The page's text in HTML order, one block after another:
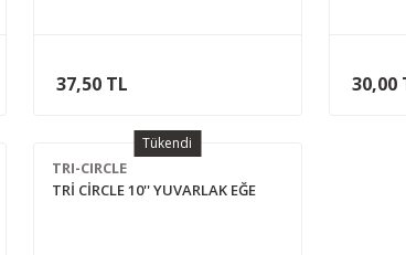
37,50 TL 30,00
Tükendi
TRI-CIRCLE
TRİ CİRCLE 10'' YUVARLAK EĞE